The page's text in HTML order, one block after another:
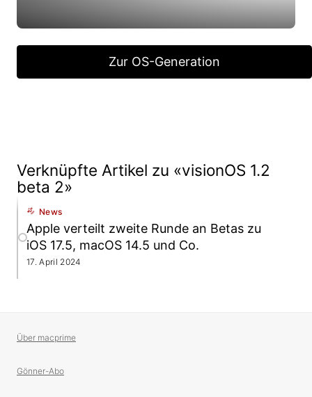
Zur OS-Generation
Verknüpfte Artikel zu «visionOS 1.2
beta 2»
News
Apple verteilt zweite Runde an Betas zu
iOS 17.5, macOS 14.5 und Co.
17. April 2024
Über macprime
Gönner-Abo